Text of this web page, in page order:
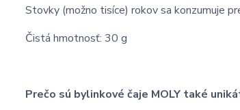
Stovky (možno tisíce) rokov sa konzumuje
Čistá hmotnosť: 30 g
Prečo sú bylinkové čaje MOLY také